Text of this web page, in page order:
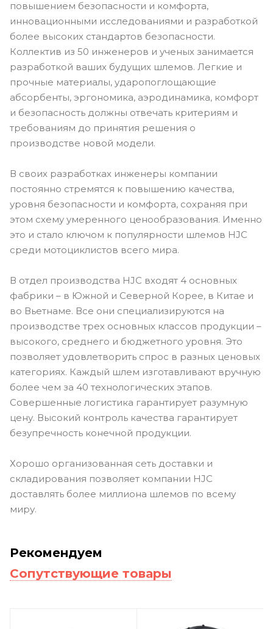
повышением безопасности и комфорта,
инновационными исследованиями и разработкой
более высоких стандартов безопасности.
Коллектив из 50 инженеров и ученых занимается
разработкой ваших будущих шлемов. Легкие и
прочные материалы, ударопоглощающие
абсорбенты, эргономика, аэродинамика, комфорт
и безопасность должны отвечать критериям и
требованиям до принятия решения о
производстве новой модели.
В своих разработках инженеры компании
постоянно стремятся к повышению качества,
уровня безопасности и комфорта, сохраняя при
этом схему умеренного ценообразования. Именно
это и стало ключом к популярности шлемов HJC
среди мотоциклистов всего мира.
В отдел производства HJC входят 4 основных
фабрики – в Южной и Северной Корее, в Китае и
во Вьетнаме. Все они специализируются на
производстве трех основных классов продукции –
высокого, среднего и бюджетного уровня. Это
позволяет удовлетворить спрос в разных ценовых
категориях. Каждый шлем изготавливают вручную
более чем за 40 технологических этапов.
Совершенные логистика гарантирует разумную
цену. Высокий контроль качества гарантирует
безупречность конечной продукции.
Хорошо организованная сеть доставки и
складирования позволяет компании HJC
доставлять более миллиона шлемов по всему
миру.
Рекомендуем
Сопутствующие товары